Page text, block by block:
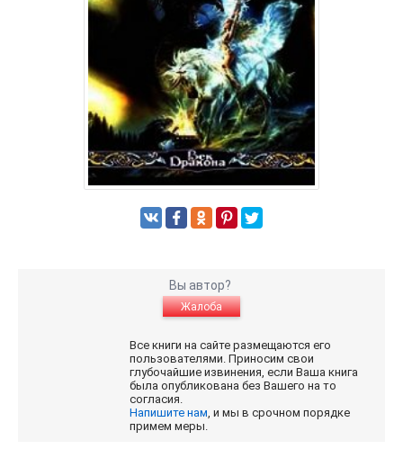
Вы автор?
Жалоба
Все книги на сайте размещаются его
пользователями. Приносим свои
глубочайшие извинения, если Ваша книга
была опубликована без Вашего на то
согласия.
Напишите нам , и мы в срочном порядке
примем меры.